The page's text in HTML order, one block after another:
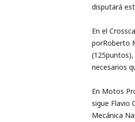
disputará
En el
porRoberto
(125puntos),
necesarios
En Motos
sigue Flavio
Mecánica